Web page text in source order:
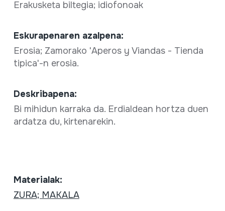
Erakusketa biltegia; idiofonoak
Eskurapenaren azalpena:
Erosia; Zamorako 'Aperos y Viandas - Tienda
tipica'-n erosia.
Deskribapena:
Bi mihidun karraka da. Erdialdean hortza duen
ardatza du, kirtenarekin.
Materialak:
ZURA; MAKALA